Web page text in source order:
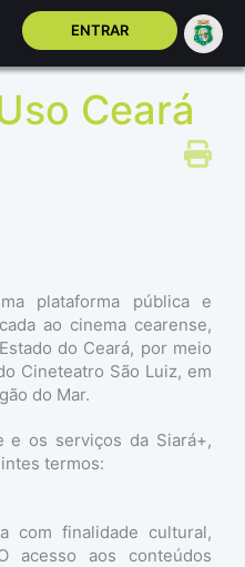
ENTRAR
Ceará
plataforma pública e
ao cinema cearense,
do Ceará, por meio
Cineteatro São Luiz, em
do Mar.
os serviços da Siará+,
termos:
com finalidade cultural,
acesso aos conteúdos